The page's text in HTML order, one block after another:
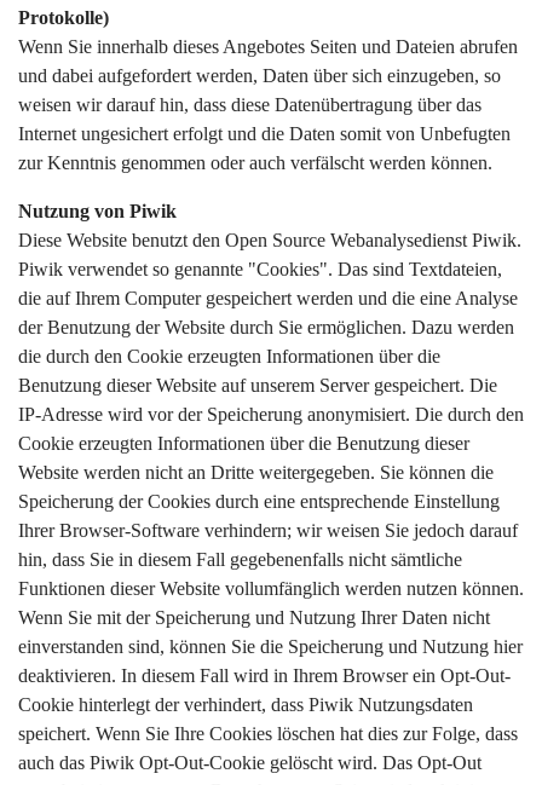
Protokolle)
Wenn Sie innerhalb dieses Angebotes Seiten und Dateien abrufen
und dabei aufgefordert werden, Daten über sich einzugeben, so
weisen wir darauf hin, dass diese Datenübertragung über das
Internet ungesichert erfolgt und die Daten somit von Unbefugten
zur Kenntnis genommen oder auch verfälscht werden können.
Nutzung von Piwik
Diese Website benutzt den Open Source Webanalysedienst Piwik.
Piwik verwendet so genannte "Cookies". Das sind Textdateien,
die auf Ihrem Computer gespeichert werden und die eine Analyse
der Benutzung der Website durch Sie ermöglichen. Dazu werden
die durch den Cookie erzeugten Informationen über die
Benutzung dieser Website auf unserem Server gespeichert. Die
IP-Adresse wird vor der Speicherung anonymisiert. Die durch den
Cookie erzeugten Informationen über die Benutzung dieser
Website werden nicht an Dritte weitergegeben. Sie können die
Speicherung der Cookies durch eine entsprechende Einstellung
Ihrer Browser-Software verhindern; wir weisen Sie jedoch darauf
hin, dass Sie in diesem Fall gegebenenfalls nicht sämtliche
Funktionen dieser Website vollumfänglich werden nutzen können.
Wenn Sie mit der Speicherung und Nutzung Ihrer Daten nicht
einverstanden sind, können Sie die Speicherung und Nutzung hier
deaktivieren. In diesem Fall wird in Ihrem Browser ein Opt-Out-
Cookie hinterlegt der verhindert, dass Piwik Nutzungsdaten
speichert. Wenn Sie Ihre Cookies löschen hat dies zur Folge, dass
auch das Piwik Opt-Out-Cookie gelöscht wird. Das Opt-Out